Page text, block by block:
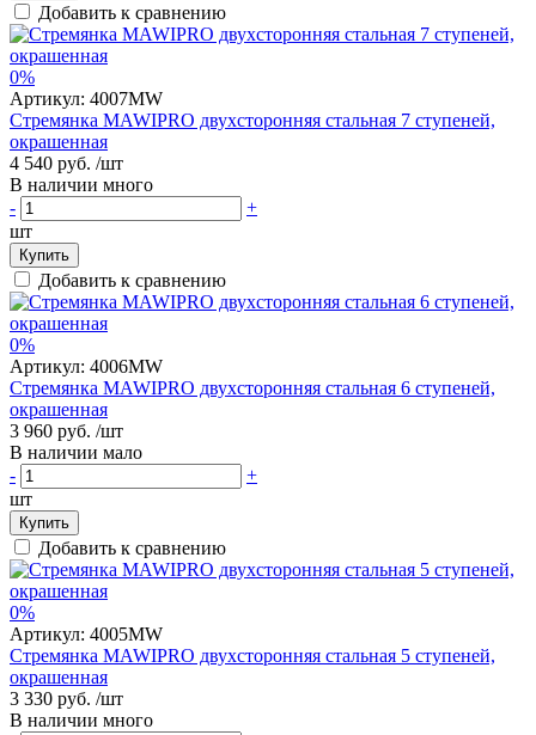
Добавить к сравнению
0%
Артикул: 4007MW
Стремянка MAWIPRO двухсторонняя стальная 7 ступеней,
окрашенная
4 540 руб. /шт
В наличии много
-
+
шт
Купить
Добавить к сравнению
0%
Артикул: 4006MW
Стремянка MAWIPRO двухсторонняя стальная 6 ступеней,
окрашенная
3 960 руб. /шт
В наличии мало
-
+
шт
Купить
Добавить к сравнению
0%
Артикул: 4005MW
Стремянка MAWIPRO двухсторонняя стальная 5 ступеней,
окрашенная
3 330 руб. /шт
В наличии много